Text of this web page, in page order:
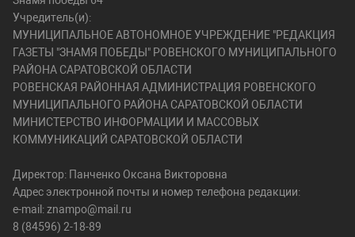
Учредитель(и):
МУНИЦИПАЛЬНОЕ АВТОНОМНОЕ УЧРЕЖДЕНИЕ "РЕДАКЦИЯ
ГАЗЕТЫ "ЗНАМЯ ПОБЕДЫ" РОВЕНСКОГО МУНИЦИПАЛЬНОГО
РАЙОНА САРАТОВСКОЙ ОБЛАСТИ
РОВЕНСКАЯ РАЙОННАЯ АДМИНИСТРАЦИЯ РОВЕНСКОГО
МУНИЦИПАЛЬНОГО РАЙОНА САРАТОВСКОЙ ОБЛАСТИ
МИНИСТЕРСТВО ИНФОРМАЦИИ И МАССОВЫХ
КОММУНИКАЦИЙ САРАТОВСКОЙ ОБЛАСТИ
Директор: Панченко Оксана Викторовна
Адрес электронной почты и номер телефона редакции:
e-mail: znampo@mail.ru
8 (84596) 2-18-89